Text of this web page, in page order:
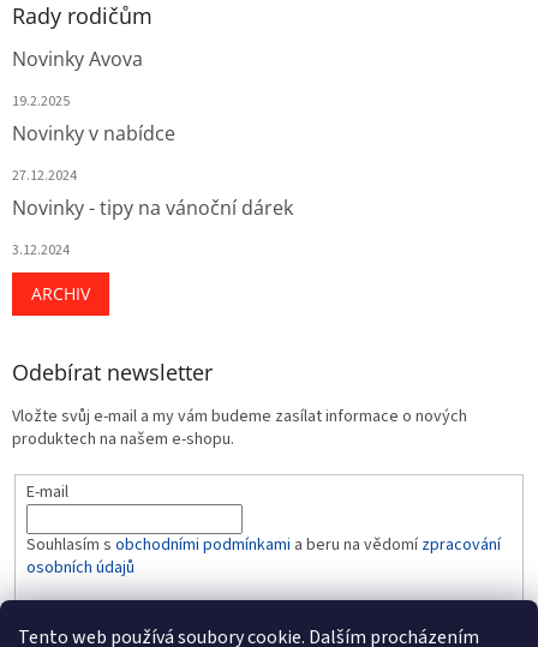
Tento web používá soubory cookie. Dalším procházením
Rady rodičům
Novinky Avova
19.2.2025
Novinky v nabídce
27.12.2024
Novinky - tipy na vánoční dárek
3.12.2024
ARCHIV
Odebírat newsletter
Vložte svůj e-mail a my vám budeme zasílat informace o nových
produktech na našem e-shopu.
E-mail
Souhlasím s obchodními podmínkami a beru na vědomízpracování
osobních údajů
PŘIHLÁSIT SE